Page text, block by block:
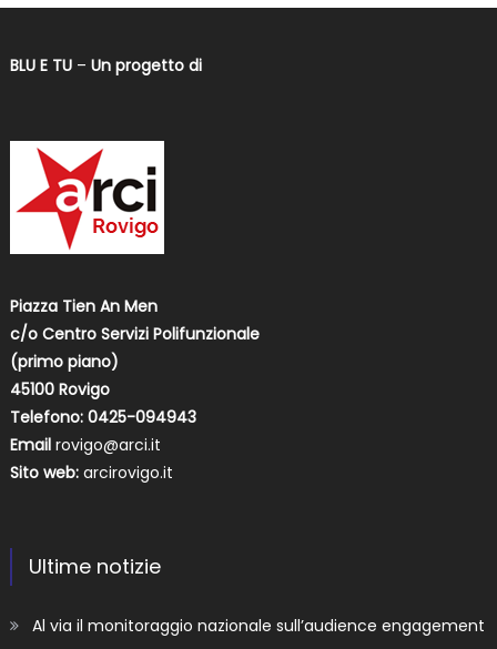
BLU E TU– Un progetto di
Piazza Tien An Men
c/o Centro Servizi Polifunzionale
(primo piano)
45100 Rovigo
Telefono: 0425-094943
Email rovigo@arci.it
Sito web: arcirovigo.it
Ultime notizie
Al via il monitoraggio nazionale sull’audience engagement